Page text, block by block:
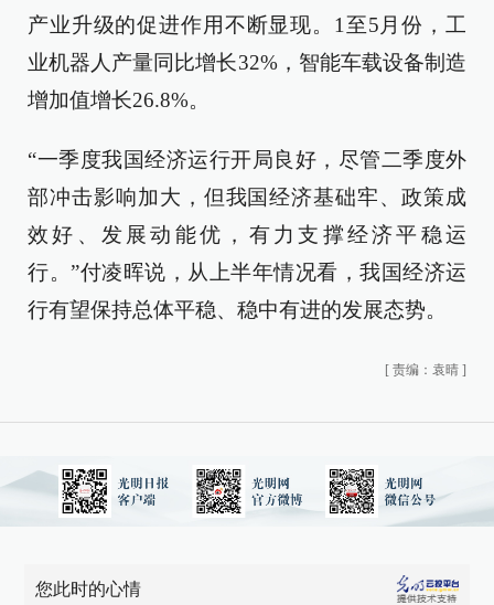
产业升级的促进作用不断显现。1至5月份，工
业机器人产量同比增长32%，智能车载设备制造
增加值增长26.8%。
“一季度我国经济运行开局良好，尽管二季度外
部冲击影响加大，但我国经济基础牢、政策成
效好、发展动能优，有力支撑经济平稳运
行。”付凌晖说，从上半年情况看，我国经济运
行有望保持总体平稳、稳中有进的发展态势。
[ 责编：袁晴 ]
您此时的心情